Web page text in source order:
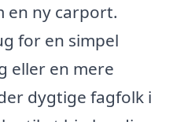
en ny carport.
for en simpel
eller en mere
dygtige fagfolk i